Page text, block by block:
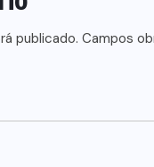
publicado. Campos